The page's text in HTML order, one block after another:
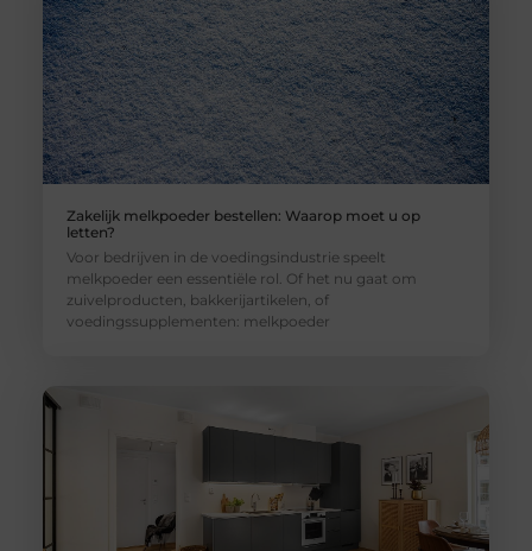
Zakelijk melkpoeder bestellen: Waarop moet u op
letten?
Voor bedrijven in de voedingsindustrie speelt
melkpoeder een essentiële rol. Of het nu gaat om
zuivelproducten, bakkerijartikelen, of
voedingssupplementen: melkpoeder